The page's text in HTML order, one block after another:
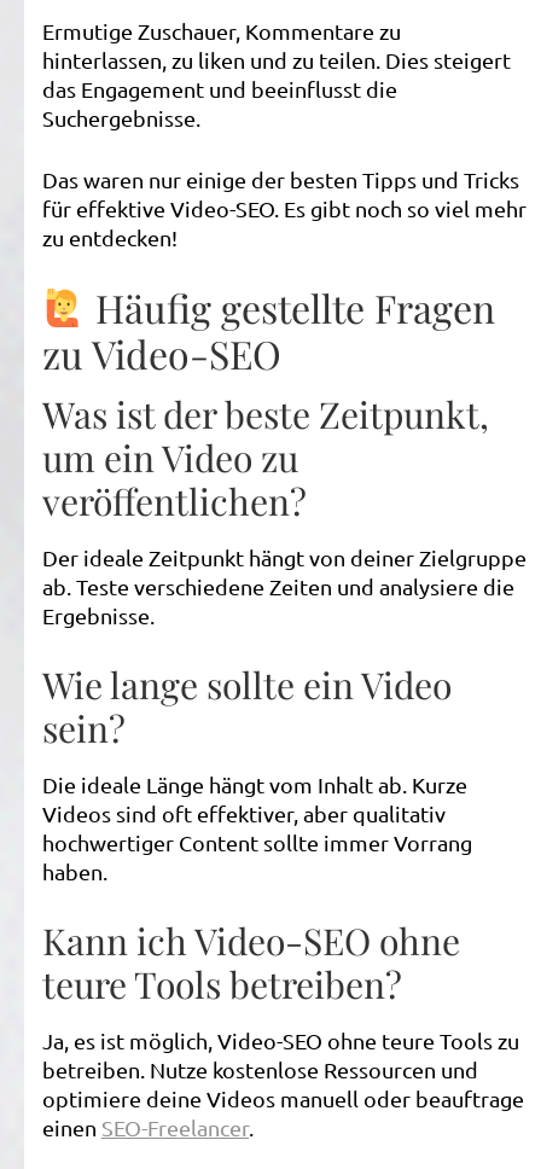
Ermutige Zuschauer, Kommentare zu
hinterlassen, zu liken und zu teilen. Dies steigert
das Engagement und beeinflusst die
Suchergebnisse.
Das waren nur einige der besten Tipps und Tricks
für effektive Video-SEO. Es gibt noch so viel mehr
zu entdecken!
Häufig gestellte Fragen
zu Video-SEO
Was ist der beste Zeitpunkt,
um ein Video zu
veröffentlichen?
Der ideale Zeitpunkt hängt von deiner Zielgruppe
ab. Teste verschiedene Zeiten und analysiere die
Ergebnisse.
Wie lange sollte ein Video
sein?
Die ideale Länge hängt vom Inhalt ab. Kurze
Videos sind oft effektiver, aber qualitativ
hochwertiger Content sollte immer Vorrang
haben.
Kann ich Video-SEO ohne
teure Tools betreiben?
Ja, es ist möglich, Video-SEO ohne teure Tools zu
betreiben. Nutze kostenlose Ressourcen und
optimiere deine Videos manuell oder beauftrage
einen SEO-Freelancer.